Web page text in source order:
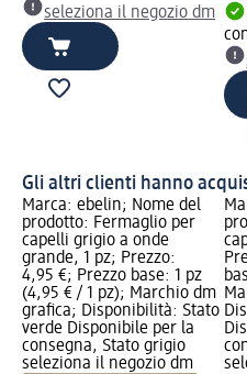
seleziona il negozio dm
Gli altri clienti hanno
Marca: ebelin; Nome del
prodotto: Fermaglio per
capelli grigio a onde
grande, 1 pz; Prezzo:
4,95 €; Prezzo base: 1 pz
(4,95 € / 1 pz); Marchio dm
grafica; Disponibilità: Stato
verde Disponibile per la
consegna, Stato grigio
seleziona il negozio dm